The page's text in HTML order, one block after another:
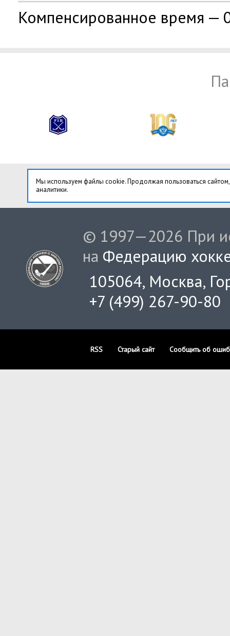
Компенсированное время —
Мы используем файлы cookie. Продолжая пользоваться
аналитики.
© 1997—2026 При
на Федерацию
105064, Москва,
+7 (499) 267-90-80
RSS Старый сайт Сообщить об